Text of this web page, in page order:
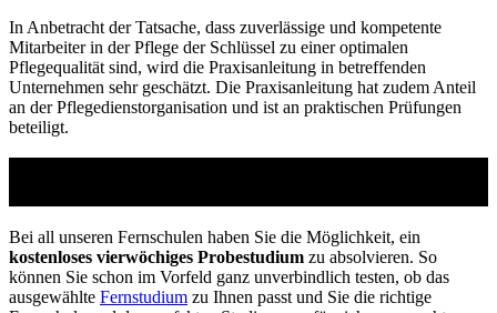
In Anbetracht der Tatsache, dass zuverlässige und kompetente
Mitarbeiter in der Pflege der Schlüssel zu einer optimalen
Pflegequalität sind, wird die Praxisanleitung in betreffenden
Unternehmen sehr geschätzt. Die Praxisanleitung hat zudem Anteil
an der Pflegedienstorganisation und ist an praktischen Prüfungen
beteiligt.
Bei all unseren Fernschulen haben Sie die Möglichkeit, ein
kostenloses vierwöchiges Probestudium zu absolvieren. So
können Sie schon im Vorfeld ganz unverbindlich testen, ob das
ausgewählte Fernstudium zu Ihnen passt und Sie die richtige